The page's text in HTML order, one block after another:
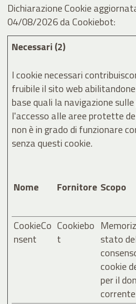
Dichiarazione Cookie
04/08/2026 daCookiebot:
Necessari (2)
I cookie necessari
fruibile il sito web
base quali la navigazione
l'accesso alle aree protette
non è in grado di funzionare
senza questi cookie.
Nome Fornitore Scopo
CookieCo
nsent
Cookiebo
t
stato
cookie
per il
corrente